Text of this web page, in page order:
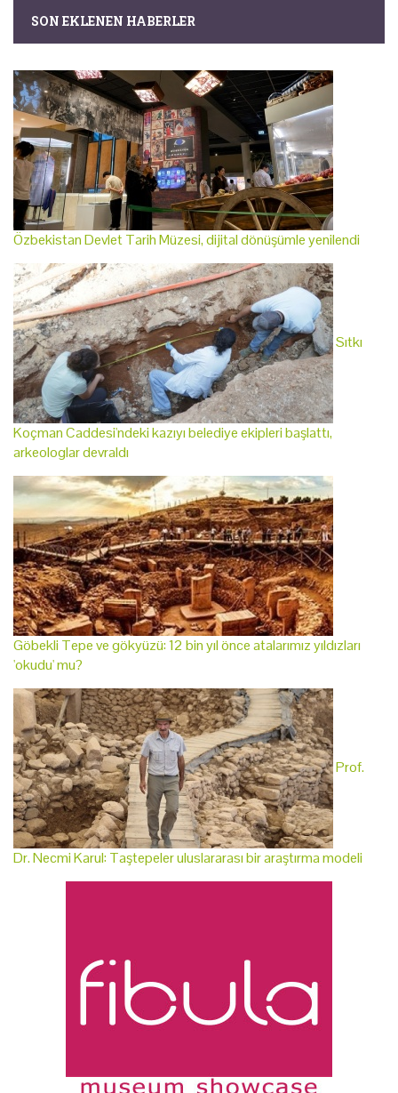
SON EKLENEN HABERLER
Özbekistan Devlet Tarih Müzesi, dijital dönüşümle yenilendi
Sıtkı
Koçman Caddesi'ndeki kazıyı belediye ekipleri başlattı,
arkeologlar devraldı
Göbekli Tepe ve gökyüzü: 12 bin yıl önce atalarımız yıldızları
'okudu' mu?
Prof.
Dr. Necmi Karul: Taştepeler uluslararası bir araştırma modeli